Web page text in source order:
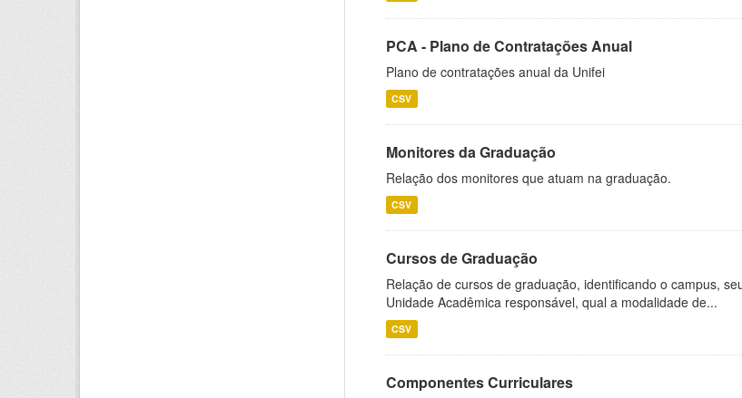
PCA - Plano de Contratações Anual
Plano de contratações anual da Unifei
CSV
Monitores da Graduação
Relação dos monitores que atuam na graduação.
CSV
Cursos de Graduação
Relação de cursos de graduação, identificando o campus,
Unidade Acadêmica responsável, qual a modalidade de...
CSV
Componentes Curriculares